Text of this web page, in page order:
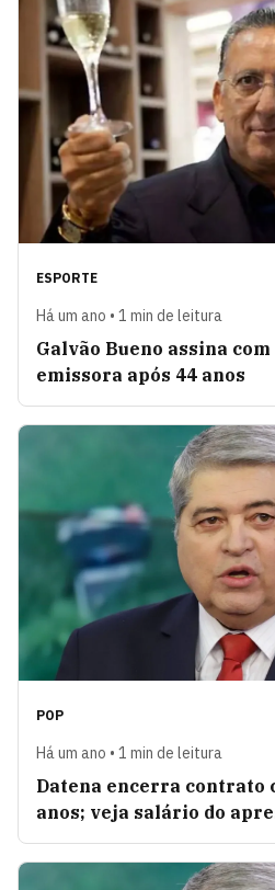
ESPORTE
Há um ano • 1 min de leitura
Galvão Bueno assina
emissora após 44 anos
POP
Há um ano • 1 min de leitura
Datena encerra contrato
anos; veja salário do